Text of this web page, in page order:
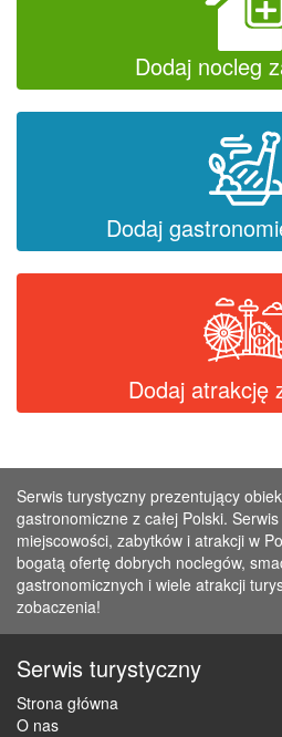
Dodaj nocleg
Dodaj
Dodaj atrakcję
Serwis turystyczny prezentujący
gastronomiczne z całej Polski.
miejscowości, zabytków i atrakcji w
bogatą ofertę dobrych noclegów,
gastronomicznych i wiele atrakcji
zobaczenia!
Serwis turystyczny
Strona główna
O nas